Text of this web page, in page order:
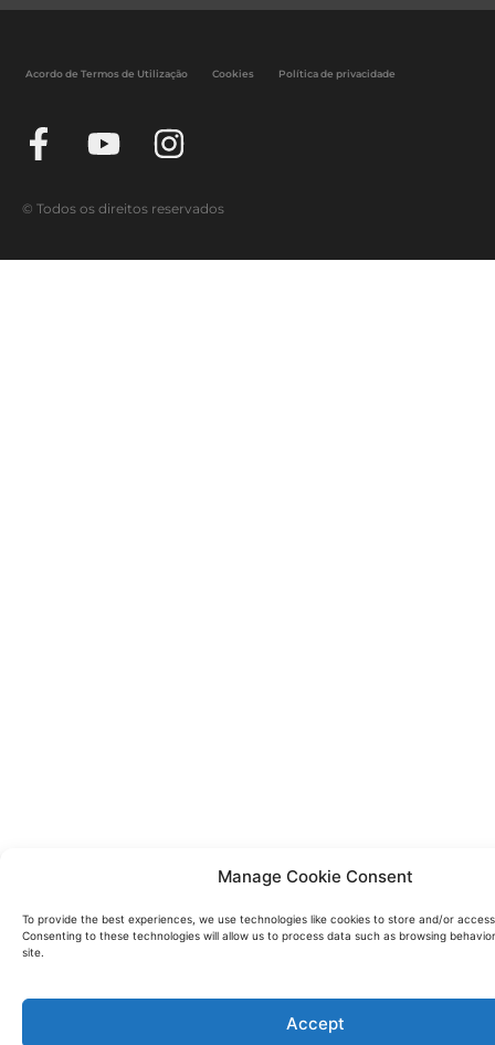
Manage Cookie Consent
To provide the best experiences, we use technologies like cookies to store and/or
Consenting to these technologies will allow us to process data such as browsing
site.
Accept
Acordo de Termos de Utilização Cookies Política de privacidade
© Todos os direitos reservados